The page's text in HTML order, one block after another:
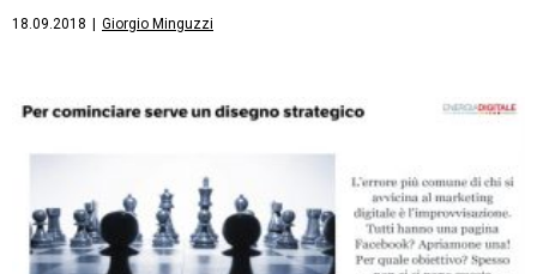
18.09.2018 Giorgio Minguzzi